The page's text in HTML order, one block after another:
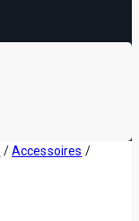
/ Accessoires /